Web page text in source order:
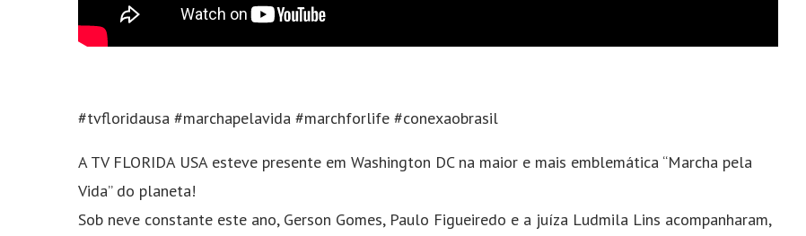
#tvfloridausa #marchapelavida #marchforlife #conexaobrasil
A TV FLORIDA USA esteve presente em Washington DC na maior e mais emblemática “Marcha pela
Vida” do planeta!
Sob neve constante este ano, Gerson Gomes, Paulo Figueiredo e a juíza Ludmila Lins acompanharam,